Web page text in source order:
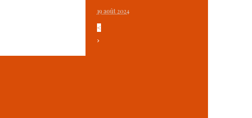
19 août 2024
<
>